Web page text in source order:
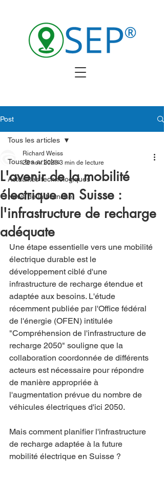
Post
Tous les articles
Actualités technologiques
News de la branche
Tous les articles
L'avenir de la mobilité
électrique en Suisse :
l'infrastructure de recharge
adéquate
Richard Weiss
22 nov. 2023 3 min de lecture
Une étape essentielle vers une mobilité
électrique durable est le
développement ciblé d'une
infrastructure de recharge étendue et
adaptée aux besoins. L'étude
récemment publiée par l'Office fédéral
de l'énergie (OFEN) intitulée
"Compréhension de l'infrastructure de
recharge 2050" souligne que la
collaboration coordonnée de différents
acteurs est nécessaire pour répondre
de manière appropriée à
l'augmentation prévue du nombre de
véhicules électriques d'ici 2050.
Mais comment planifier l'infrastructure
de recharge adaptée à la future
mobilité électrique en Suisse ?